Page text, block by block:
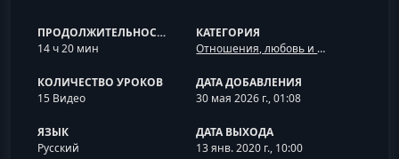
ПРОДОЛЖИТЕЛЬНОСТЬ
14 ч 20 мин
КАТЕГОРИЯ
Отношения, любовь и семья
КОЛИЧЕСТВО УРОКОВ
15 Видео
ДАТА ДОБАВЛЕНИЯ
30 мая 2026 г., 01:08
ЯЗЫК
Русский
ДАТА ВЫХОДА
13 янв. 2020 г., 10:00